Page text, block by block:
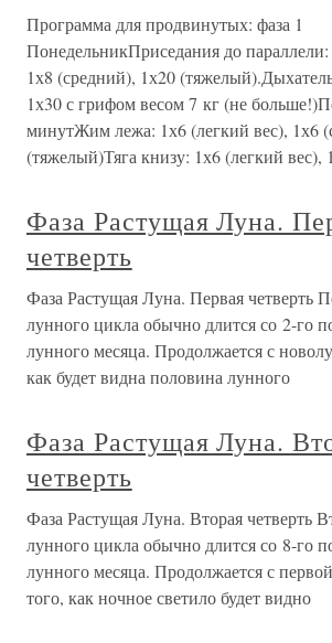
Программа для продвинутых: фаза 1
ПонедельникПриседания до параллели:
1х8 (средний), 1х20
1х30 с грифом весом 7 кг (не
минутЖим лежа: 1х6 (легкий вес), 1х6
(тяжелый)Тяга книзу: 1х6 (легкий вес),
Фаза Растущая Луна.
четверть
Фаза Растущая Луна. Первая четверть
лунного цикла обычно длится со 2-го
лунного месяца. Продолжается с
как будет видна половина лунного
Фаза Растущая Луна.
четверть
Фаза Растущая Луна. Вторая четверть
лунного цикла обычно длится со 8-го
лунного месяца. Продолжается с
того, как ночное светило будет видно